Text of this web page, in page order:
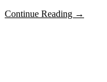
Continue Reading →